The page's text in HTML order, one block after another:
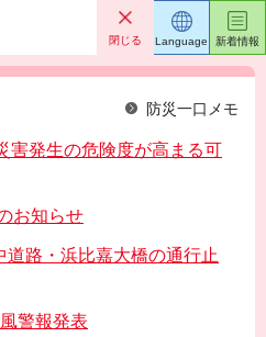
閉じる
防災一口メモ
害発生の危険度が高まる可
お知らせ
道路・浜比嘉大橋の通行止
警報発表
Language 新着情報